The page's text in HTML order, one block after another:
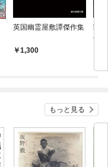
英国幽霊屋敷譚傑作集
1,300
戦
傑
もっと見る